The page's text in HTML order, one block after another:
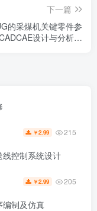
下一篇
的采煤机关键零件参
设计与分析系
￥2.99 215
控制系统设计
￥2.99 205
编制及仿真